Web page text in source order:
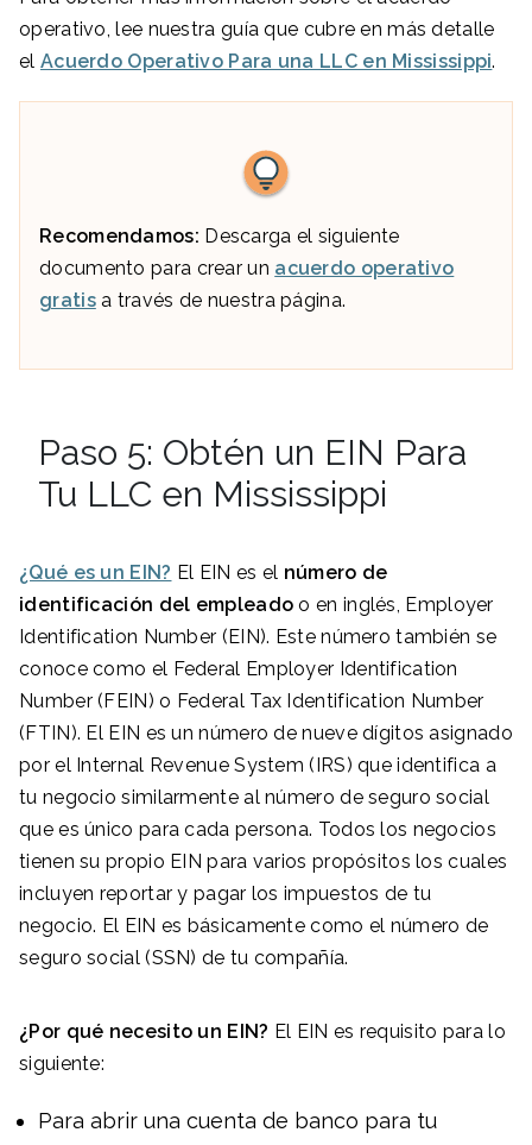
operativo, lee nuestra guía que cubre en más detalle
el Acuerdo Operativo Para una LLC en Mississippi.
Recomendamos: Descarga el siguiente
documento para crear un acuerdo operativo
gratisa través de nuestra página.
Paso 5: Obtén un EIN Para
Tu LLC en Mississippi
¿Qué es un EIN? El EIN es el número de
identificación del empleado o en inglés, Employer
Identification Number (EIN). Este número también se
conoce como el Federal Employer Identification
Number (FEIN) o Federal Tax Identification Number
(FTIN). El EIN es un número de nueve dígitos asignado
por el Internal Revenue System (IRS) que identifica a
tu negocio similarmente al número de seguro social
que es único para cada persona. Todos los negocios
tienen su propio EIN para varios propósitos los cuales
incluyen reportar y pagar los impuestos de tu
negocio. El EIN es básicamente como el número de
seguro social (SSN) de tu compañía.
¿Por qué necesito un EIN? El EIN es requisito para lo
siguiente:
Para abrir una cuenta de banco para tu